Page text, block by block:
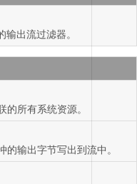
出流过滤器。
的所有系统资源。
的输出字节写出到流中。